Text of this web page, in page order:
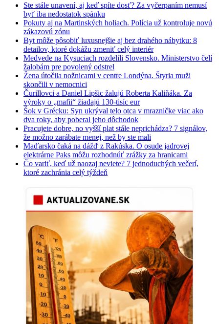
Ste stále unavení, aj keď spíte dosť? Za vyčerpaním nemusí
byť iba nedostatok spánku
Pokuty aj na Martinských holiach. Polícia už kontroluje novú
zákazovú zónu
Byt môže pôsobiť luxusnejšie aj bez drahého nábytku: 8
detailov, ktoré dokážu zmeniť celý interiér
Medvede na Kysuciach rozdelili Slovensko. Ministerstvo čelí
žalobám pre povolený odstrel
Žena útočila nožnicami v centre Londýna. Štyria muži
skončili v nemocnici
Čurillovci a Daniel Lipšic žalujú Roberta Kaliňáka. Za
výroky o „mafii“ žiadajú 130-tisíc eur
Šok v Grécku: Syn ukrýval telo otca v mrazničke viac ako
dva roky, aby poberal jeho dôchodok
Pracujete dobre, no vyšší plat stále neprichádza? 7 signálov,
že možno zarábate menej, než by ste mali
Maďarsko čaká na dážď z Rakúska. O osude jadrovej
elektrárne Paks môžu rozhodnúť zrážky za hranicami
Čo variť, keď už naozaj neviete? 7 jednoduchých večerí,
ktoré zachránia celý týždeň